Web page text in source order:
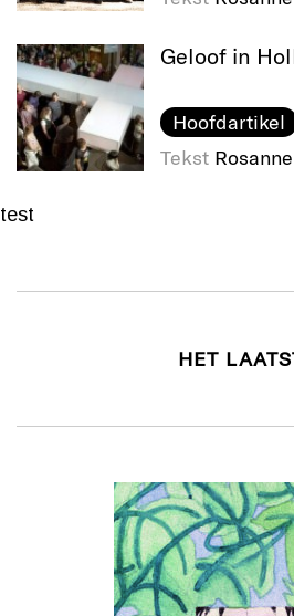
Geloof in
Hoofdartikel
Tekst Rosanne
test
HET